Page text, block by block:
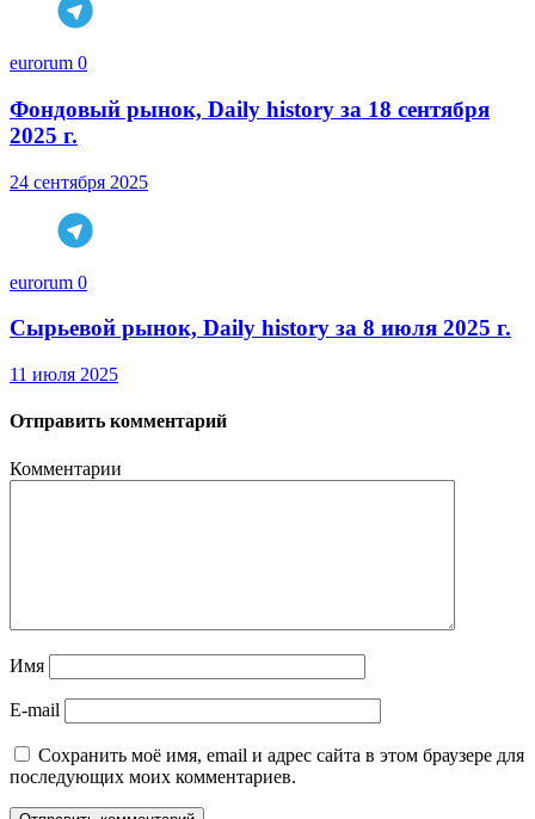
eurorum 0
Фондовый рынок, Daily history за 18 сентября
2025 г.
24 сентября 2025
eurorum 0
Сырьевой рынок, Daily history за 8 июля 2025 г.
11 июля 2025
Отправить комментарий
Комментарии
Имя
E-mail
Сохранить моё имя, email и адрес сайта в этом браузере для
последующих моих комментариев.